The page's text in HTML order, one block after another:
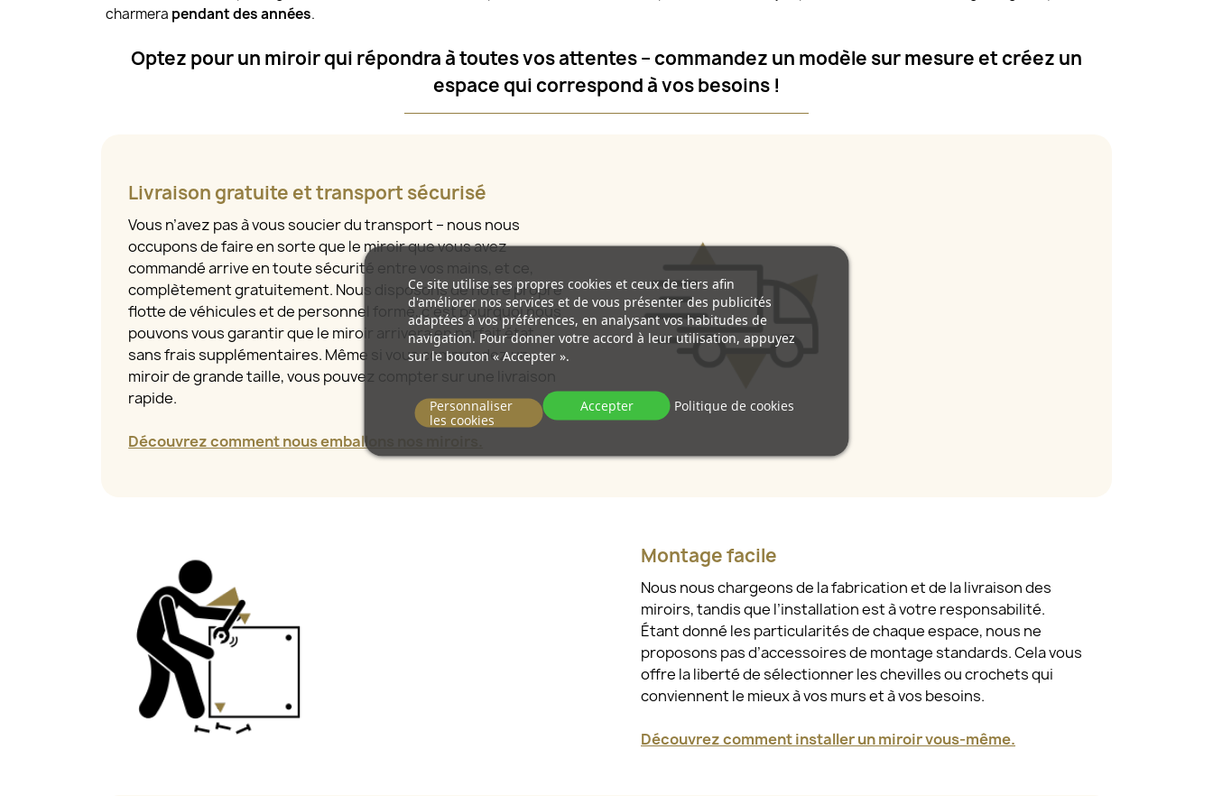
charmera pendant des années.
Optez pour un miroir qui répondra à toutes vos attentes – commandez un modèle sur mesure et créez un
espace qui correspond à vos besoins !
Livraison gratuite et transport sécurisé
Vous n’avez pas à vous soucier du transport – nous nous
occupons de faire en sorte que le miroir que vous avez
commandé arrive en toute sécurité entre vos mains, et ce,
complètement gratuitement. Nous disposons de notre propre
flotte de véhicules et de personnel formé, c’est pourquoi nous
pouvons vous garantir que le miroir arrivera en parfait état,
sans frais supplémentaires. Même si vous commandez un
miroir de grande taille, vous pouvez compter sur une livraison
rapide.
Découvrez comment nous emballons nos miroirs.
Montage facile
Nous nous chargeons de la fabrication et de la livraison des
miroirs, tandis que l’installation est à votre responsabilité.
Étant donné les particularités de chaque espace, nous ne
proposons pas d’accessoires de montage standards. Cela vous
offre la liberté de sélectionner les chevilles ou crochets qui
conviennent le mieux à vos murs et à vos besoins.
Découvrez comment installer un miroir vous-même.
Ce site utilise ses propres cookies et ceux de tiers afin
d'améliorer nos services et de vous présenter des publicités
adaptées à vos préférences, en analysant vos habitudes de
navigation. Pour donner votre accord à leur utilisation, appuyez
sur le bouton « Accepter ».
Politique de cookies
Personnaliser
les cookies
Accepter